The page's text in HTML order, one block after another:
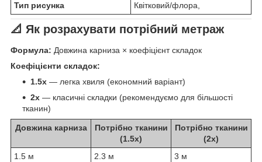
Тип рисунка
Квітковий/флора,
📐 Як розрахувати потрібний метраж
Формула: Довжина карниза × коефіцієнт складок
Коефіцієнти складок:
1.5x — легка хвиля (економний варіант)
2x — класичні складки (рекомендуємо для більшості
тканин)
Довжина карниза
Потрібно тканини
(1.5x)
Потрібно тканини
(2x)
1.5 м
2.3 м
3 м